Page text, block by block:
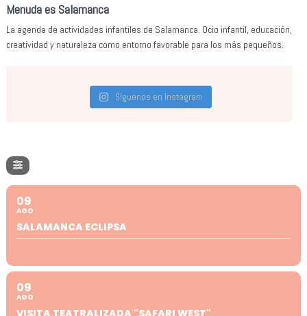
Menuda es Salamanca
La agenda de actividades infantiles de Salamanca. Ocio infantil, educación,
creatividad y naturaleza como entorno favorable para los más pequeños.
Síguenos en Instagram
09
AGO
SALAMANCA ECLIPSA
09
AGO
VISITA TEATRALIZADA "SAFARI WEST"